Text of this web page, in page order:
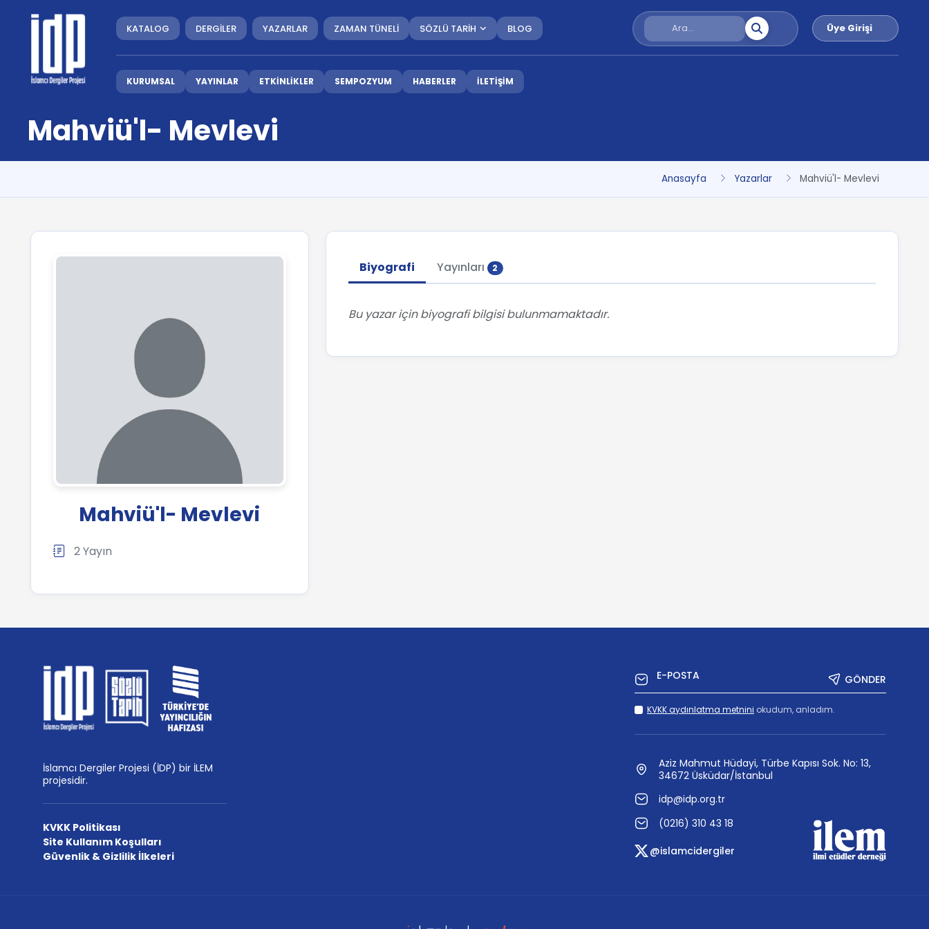
KATALOG DERGİLER YAZARLAR ZAMAN TÜNELİ SÖZLÜ TARİH BLOG Üye Girişi
KURUMSAL YAYINLAR ETKİNLİKLER SEMPOZYUM HABERLER İLETİŞİM
Mahviü'l- Mevlevi
Anasayfa Yazarlar Mahviü'l- Mevlevi
Mahviü'l- Mevlevi
2 Yayın
Biyografi Yayınları 2
Bu yazar için biyografi bilgisi bulunmamaktadır.
İslamcı Dergiler Projesi (İDP) bir İLEM
projesidir.
KVKK Politikası
Site Kullanım Koşulları
Güvenlik & Gizlilik İlkeleri
GÖNDER
KVKK aydınlatma metnini okudum, anladım.
Aziz Mahmut Hüdayi, Türbe Kapısı Sok. No: 13,
34672 Üsküdar/İstanbul
idp@idp.org.tr
(0216) 310 43 18
@islamcidergiler